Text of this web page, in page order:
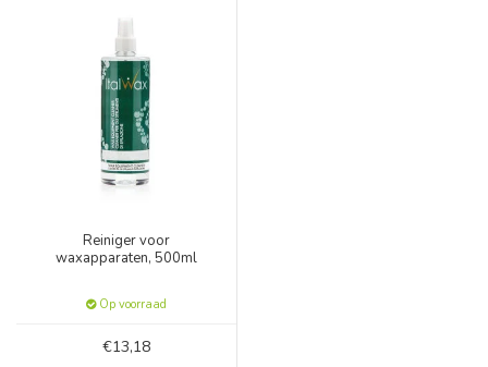
Reiniger voor
waxapparaten, 500ml
Op voorraad
€13,18